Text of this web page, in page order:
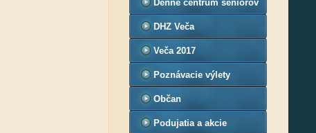
Denné centrum seniorov
č.3
DHZ Veča
Veča 2017
Poznávacie výlety
Občan
Podujatia a akcie